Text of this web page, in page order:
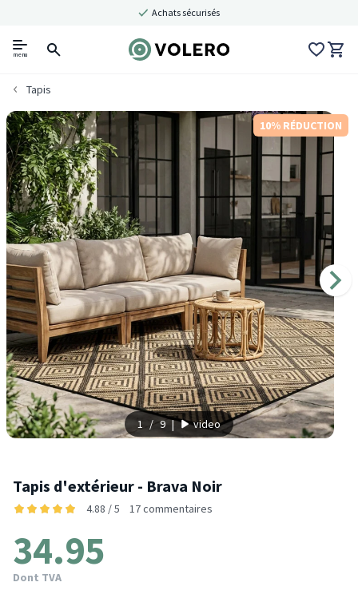
Achats sécurisés
menu
Tapis
10% RÉDUCTION
1 / 9 | video
Tapis d'extérieur - Brava Noir
4.88 / 5 17 commentaires
34.95
Dont TVA